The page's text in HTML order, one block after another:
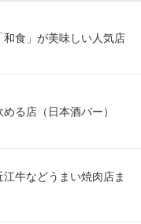
食」が美味しい人気店
る店（日本酒バー）
江牛などうまい焼肉店ま